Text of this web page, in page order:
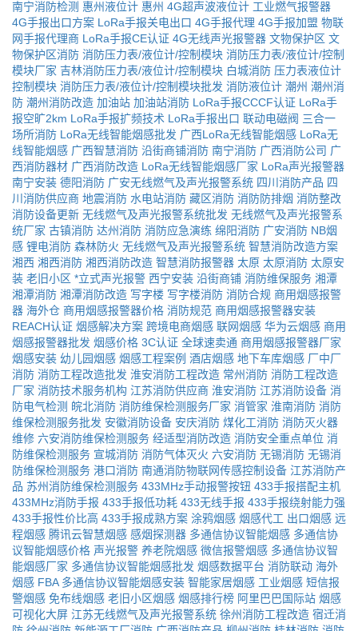
南宁消防检测 惠州液位计 惠州 4G超声波液位计 工业燃气报警器
4G手报出口方案 LoRa手报关电出口 4G手报代理 4G手报加盟 物联
网手报代理商 LoRa手报CE认证 4G无线声光报警器 文物保护区 文
物保护区消防 消防压力表/液位计/控制模块 消防压力表/液位计/控制
模块厂家 吉林消防压力表/液位计/控制模块 白城消防 压力表液位计
控制模块 消防压力表/液位计/控制模块批发 消防液位计 潮州 潮州消
防 潮州消防改造 加油站 加油站消防 LoRa手报CCCF认证 LoRa手
报空旷2km LoRa手报扩频技术 LoRa手报出口 联动电磁阀 三合一
场所消防 LoRa无线智能烟感批发 广西LoRa无线智能烟感 LoRa无
线智能烟感 广西智慧消防 沿街商铺消防 南宁消防 广西消防公司 广
西消防器材 广西消防改造 LoRa无线智能烟感厂家 LoRa声光报警器
南宁安装 德阳消防 广安无线燃气及声光报警系统 四川消防产品 四
川消防供应商 地震消防 水电站消防 藏区消防 消防防排烟 消防整改
消防设备更新 无线燃气及声光报警系统批发 无线燃气及声光报警系
统厂家 古镇消防 达州消防 消防应急演练 绵阳消防 广安消防 NB烟
感 锂电消防 森林防火 无线燃气及声光报警系统 智慧消防改造方案
湘西 湘西消防 湘西消防改造 智慧消防报警器 太原 太原消防 太原安
装 老旧小区 *立式声光报警 西宁安装 沿街商铺 消防维保服务 湘潭
湘潭消防 湘潭消防改造 写字楼 写字楼消防 消防合规 商用烟感报警
器 海外仓 商用烟感报警器价格 消防规范 商用烟感报警器安装
REACH认证 烟感解决方案 跨境电商烟感 联网烟感 华为云烟感 商用
烟感报警器批发 烟感价格 3C认证 全球速卖通 商用烟感报警器厂家
烟感安装 幼儿园烟感 烟感工程案例 酒店烟感 地下车库烟感 厂中厂
消防 消防工程改造批发 淮安消防工程改造 常州消防 消防工程改造
厂家 消防技术服务机构 江苏消防供应商 淮安消防 江苏消防设备 消
防电气检测 皖北消防 消防维保检测服务厂家 消管家 淮南消防 消防
维保检测服务批发 安徽消防设备 安庆消防 煤化工消防 消防灭火器
维修 六安消防维保检测服务 经适型消防改造 消防安全重点单位 消
防维保检测服务 宣城消防 消防气体灭火 六安消防 无锡消防 无锡消
防维保检测服务 港口消防 南通消防物联网传感控制设备 江苏消防产
品 苏州消防维保检测服务 433MHz手动报警按钮 433手报搭配主机
433MHz消防手报 433手报低功耗 433无线手报 433手报绕射能力强
433手报性价比高 433手报成熟方案 涂鸦烟感 烟感代工 出口烟感 远
程烟感 腾讯云智慧烟感 感烟探测器 多通信协议智能烟感 多通信协
议智能烟感价格 声光报警 养老院烟感 微信报警烟感 多通信协议智
能烟感厂家 多通信协议智能烟感批发 烟感数据平台 消防联动 海外
烟感 FBA 多通信协议智能烟感安装 智能家居烟感 工业烟感 短信报
警烟感 免布线烟感 老旧小区烟感 烟感排行榜 阿里巴巴国际站 烟感
可视化大屏 江苏无线燃气及声光报警系统 徐州消防工程改造 宿迁消